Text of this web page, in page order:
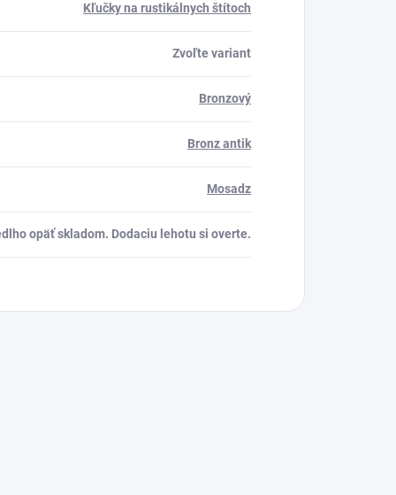
Kľučky na rustikálnych štítoch
Zvoľte variant
Bronzový
Bronz antik
Mosadz
opäť skladom. Dodaciu lehotu si overte.